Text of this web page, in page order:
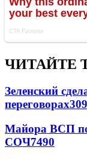
ЧИТАЙТЕ
Зеленский
переговорах
Майора ВСП
СОЧ7490